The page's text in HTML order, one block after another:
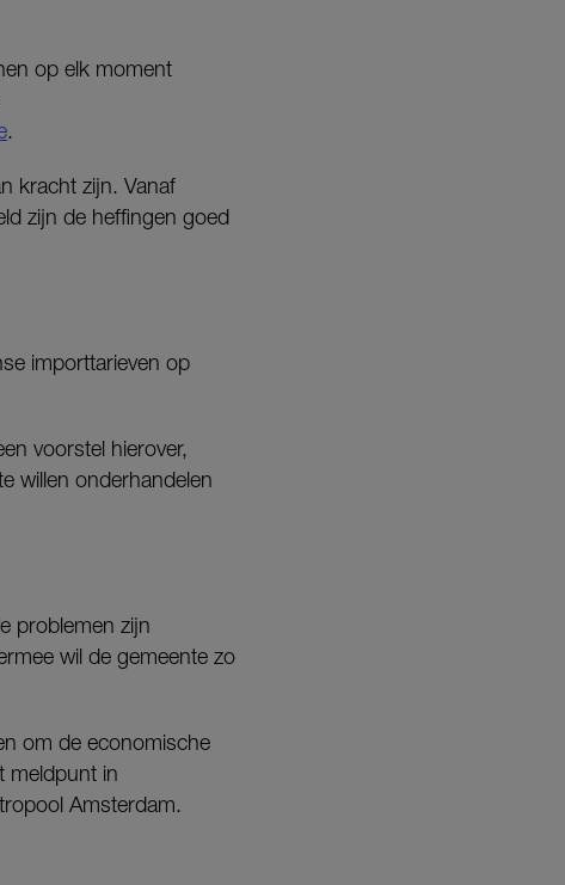
op elk moment
.
kracht zijn. Vanaf
zijn de heffingen goed
importtarieven op
voorstel hierover,
willen onderhandelen
problemen zijn
wil de gemeente zo
om de economische
meldpunt in
Amsterdam.